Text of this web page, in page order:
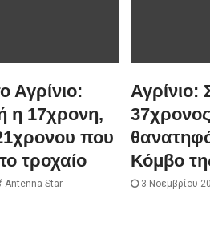
Αγρίνιο:
η 17χρονη,
που
τροχαίο
Antenna-Star
Αγρίνιο:
Κόμβο
3 Νοεμβρίου